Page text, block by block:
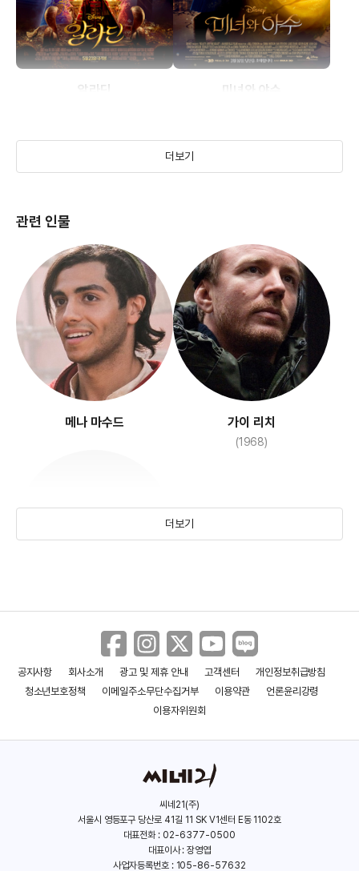
알라딘 미녀와 야수
덤보
(2019)
더보기
관련 인물
메나 마수드 가이 리치
(1968)
나오미 스콧
(1993)
더보기
공지사항 회사소개 광고 및 제휴 안내 고객센터
개인정보취급방침
청소년보호정책
이메일주소무단수집거부 이용약관
언론윤리강령
이용자위원회
씨네21(주)
서울시 영등포구 당산로 41길 11 SK V1센터 E동 1102호
대표전화 : 02-6377-0500
대표이사 : 장영엽
사업자등록번호 : 105-86-57632